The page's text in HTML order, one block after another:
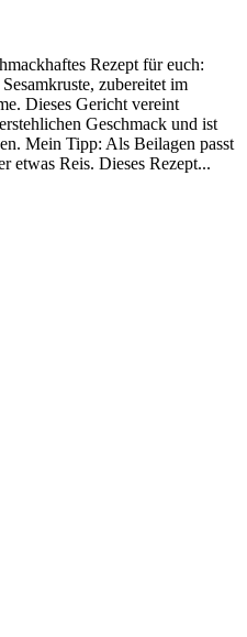
Rezept für euch:
zubereitet im
Dieses Gericht vereint
Geschmack und ist
Mein Tipp: Als Beilagen passt
etwas Reis. Dieses Rezept...